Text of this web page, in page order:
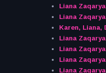
Liana
Liana
Karen, Liana,
Liana
Liana
Liana